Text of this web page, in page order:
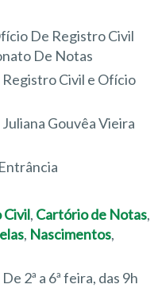
De Registro Civil
De Notas
Civil e Ofício
Juliana Gouvêa Vieira
Civil, Cartório de Notas,
, Nascimentos,
De 2ª a 6ª feira, das 9h